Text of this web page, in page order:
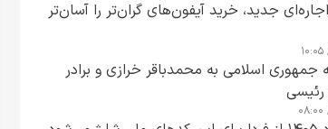
جدید، خرید آیفون‌های گران‌تر را آسان‌تر
جمهوری اسلامی به محمدباقر خرازی و برادر
رئیسی